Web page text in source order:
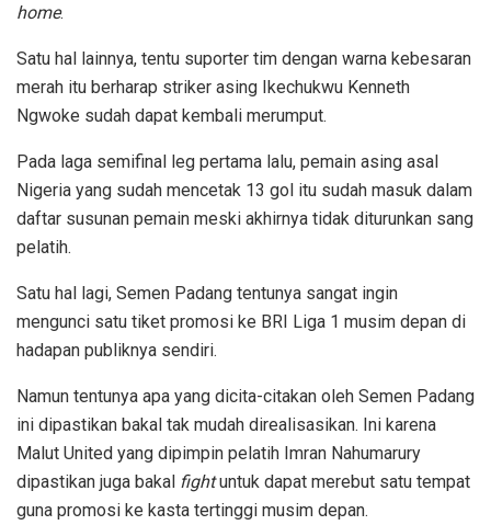
home.
Satu hal lainnya, tentu suporter tim dengan warna kebesaran
merah itu berharap striker asing Ikechukwu Kenneth
Ngwoke sudah dapat kembali merumput.
Pada laga semifinal leg pertama lalu, pemain asing asal
Nigeria yang sudah mencetak 13 gol itu sudah masuk dalam
daftar susunan pemain meski akhirnya tidak diturunkan sang
pelatih.
Satu hal lagi, Semen Padang tentunya sangat ingin
mengunci satu tiket promosi ke BRI Liga 1 musim depan di
hadapan publiknya sendiri.
Namun tentunya apa yang dicita-citakan oleh Semen Padang
ini dipastikan bakal tak mudah direalisasikan. Ini karena
Malut United yang dipimpin pelatih Imran Nahumarury
dipastikan juga bakal fightuntuk dapat merebut satu tempat
guna promosi ke kasta tertinggi musim depan.